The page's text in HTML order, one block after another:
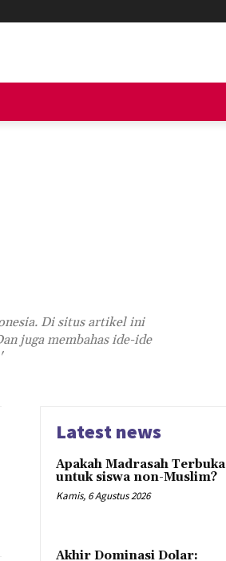
Di situs artikel ini
juga membahas ide-ide
Latest news
Apakah Madrasah Terbuka
untuk siswa non-Muslim?
Kamis, 6 Agustus 2026
Akhir Dominasi Dolar: